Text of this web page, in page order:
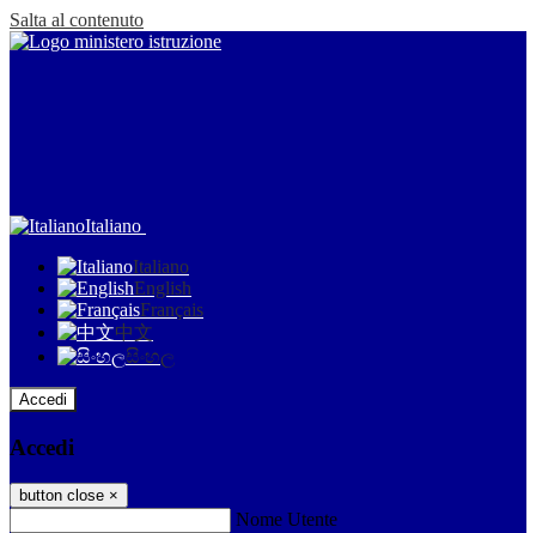
Salta al contenuto
Italiano
Italiano
English
Français
中文
සිංහල
Accedi
Accedi
button close ×
Nome Utente